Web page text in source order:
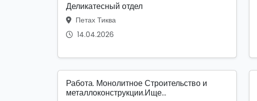
Деликатесный отдел
Петах Тиква
14.04.2026
Работа. Монолитное Строительство и
металлоконструкции.Ище...